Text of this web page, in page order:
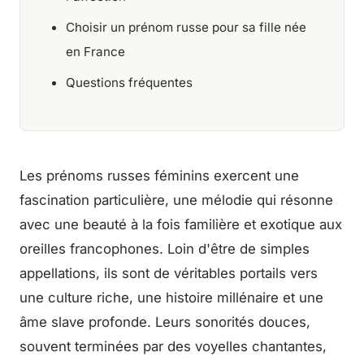
Choisir un prénom russe pour sa fille née
en France
Questions fréquentes
Les prénoms russes féminins exercent une
fascination particulière, une mélodie qui résonne
avec une beauté à la fois familière et exotique aux
oreilles francophones. Loin d'être de simples
appellations, ils sont de véritables portails vers
une culture riche, une histoire millénaire et une
âme slave profonde. Leurs sonorités douces,
souvent terminées par des voyelles chantantes,